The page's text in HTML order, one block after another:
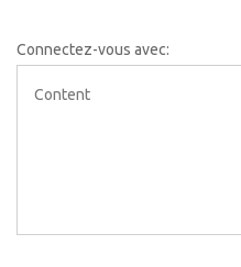
Connectez-vous avec: